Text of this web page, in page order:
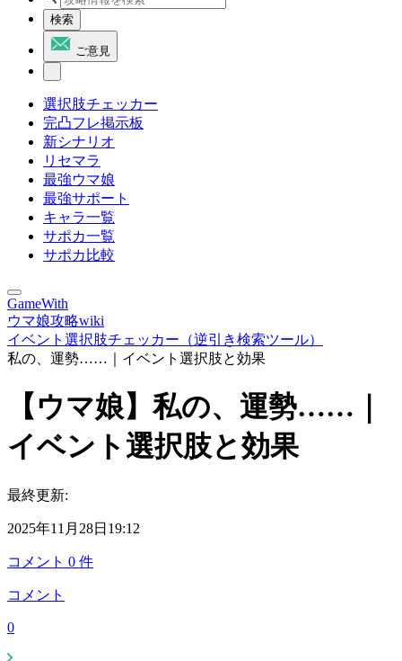
検索
ご意見
選択肢チェッカー
完凸フレ掲示板
新シナリオ
リセマラ
最強ウマ娘
最強サポート
キャラ一覧
サポカ一覧
サポカ比較
GameWith
ウマ娘攻略wiki
イベント選択肢チェッカー（逆引き検索ツール）
私の、運勢……｜イベント選択肢と効果
【ウマ娘】私の、運勢……｜
イベント選択肢と効果
最終更新:
2025年11月28日19:12
コメント 0 件
コメント
0